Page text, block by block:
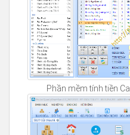
Phần mềm tính tiền